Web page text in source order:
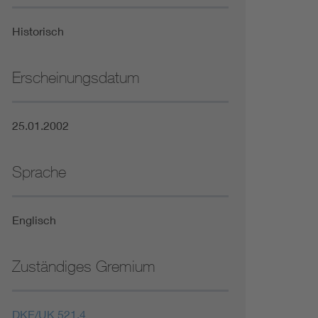
Historisch
Erscheinungsdatum
25.01.2002
Sprache
Englisch
Zuständiges Gremium
DKE/UK 521.4